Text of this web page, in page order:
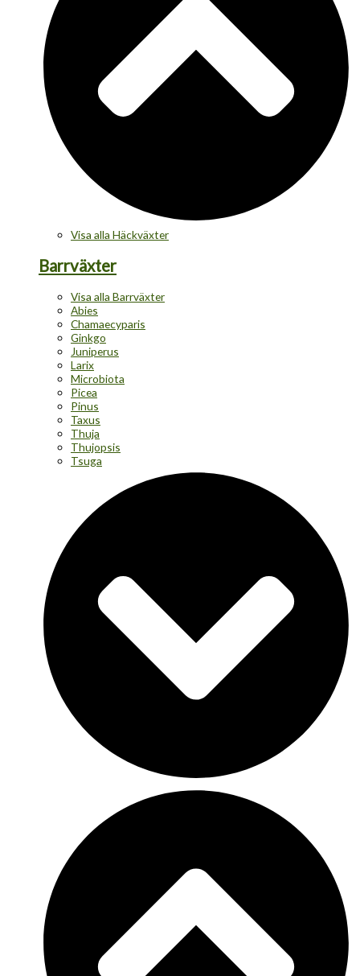
Visa alla Häckväxter
Barrväxter
Visa alla Barrväxter
Abies
Chamaecyparis
Ginkgo
Juniperus
Larix
Microbiota
Picea
Pinus
Taxus
Thuja
Thujopsis
Tsuga